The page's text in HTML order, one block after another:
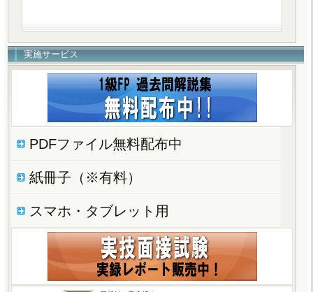
実施サービス
PDFファイル無料配布中
紙冊子（※有料）
スマホ・タブレット用